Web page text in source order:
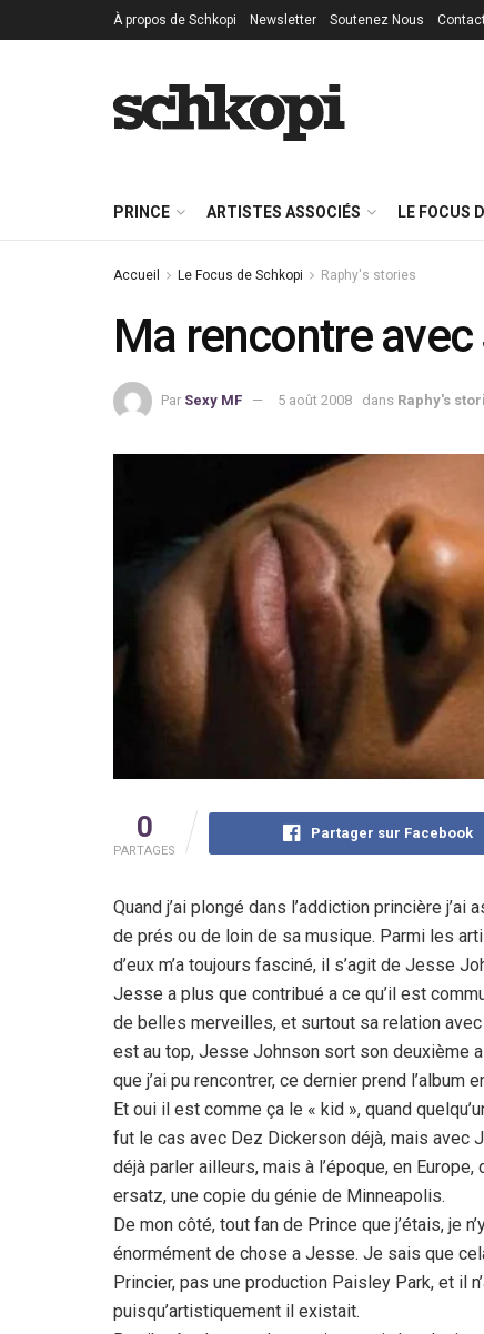
À propos de Schkopi Newsletter Soutenez Nous
PRINCE ARTISTES ASSOCIÉS LE FOCUS
Accueil Le Focus de Schkopi Raphy's stories
Ma rencontre
Par Sexy MF 5 août 2008 dans Raphy's
0
PARTAGES
Partager sur Facebook
Quand j’ai plongé dans l’addiction princière
de prés ou de loin de sa musique. Parmi les
d’eux m’a toujours fasciné, il s’agit de Jesse
Jesse a plus que contribué a ce qu’il est
de belles merveilles, et surtout sa relation
est au top, Jesse Johnson sort son deuxième
que j’ai pu rencontrer, ce dernier prend
Et oui il est comme ça le « kid », quand
fut le cas avec Dez Dickerson déjà, mais avec
déjà parler ailleurs, mais à l’époque, en
ersatz, une copie du génie de Minneapolis.
De mon côté, tout fan de Prince que j’étais, je
énormément de chose a Jesse. Je sais que
Princier, pas une production Paisley Park, et il
puisqu’artistiquement il existait.